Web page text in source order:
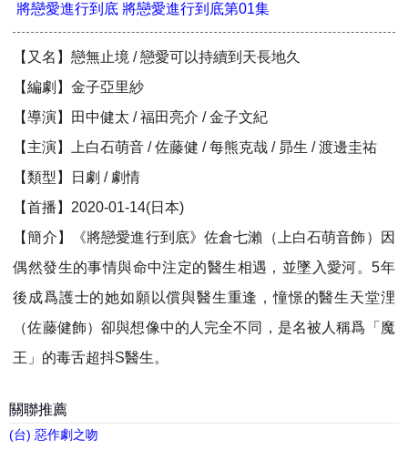
將戀愛進行到底 將戀愛進行到底第01集
【又名】戀無止境 / 戀愛可以持續到天長地久
【編劇】金子亞里紗
【導演】田中健太 / 福田亮介 / 金子文紀
【主演】上白石萌音 / 佐藤健 / 每熊克哉 / 昴生 / 渡邊圭祐
【類型】日劇 / 劇情
【首播】2020-01-14(日本)
【簡介】《將戀愛進行到底》佐倉七瀨（上白石萌音飾）因
偶然發生的事情與命中注定的醫生相遇，並墜入愛河。5年
後成爲護士的她如願以償與醫生重逢，憧憬的醫生天堂浬
（佐藤健飾）卻與想像中的人完全不同，是名被人稱爲「魔
王」的毒舌超抖S醫生。
關聯推薦
(台) 惡作劇之吻